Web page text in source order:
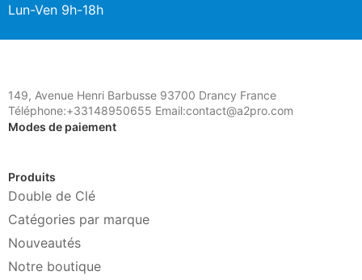
Lun-Ven 9h-18h
149, Avenue Henri Barbusse 93700 Drancy France
Téléphone:+33148950655 Email:contact@a2pro.com
Modes de paiement
Produits
Double de Clé
Catégories par marque
Nouveautés
Notre boutique